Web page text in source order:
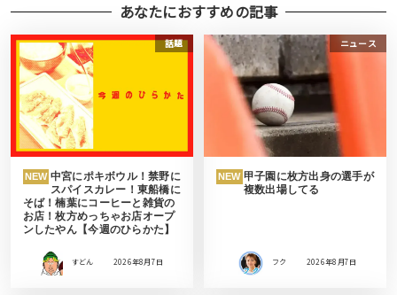
あなたにおすすめの記事
話題
NEW 中宮にポキボウル！禁野に
スパイスカレー！東船橋に
そば！楠葉にコーヒーと雑貨の
お店！枚方めっちゃお店オープ
ンしたやん【今週のひらかた】
すどん 2026年8月7日
ニュース
NEW 甲子園に枚方出身の選手が
複数出場してる
フク 2026年8月7日